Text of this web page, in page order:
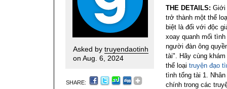
Asked by truyendaotinh
on Aug. 6, 2024
SHARE:
THE DETAILS: Giới
trở thành một thể
biệt là đối với độc
xoay quanh mối
người đàn ông
tài". Hãy cùng
thể loại truyện đạo
tình tổng tài 1.
chính trong các